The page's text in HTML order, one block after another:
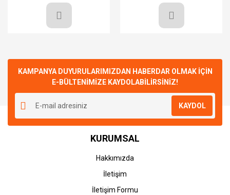
KAMPANYA DUYURULARIMIZDAN HABERDAR OLMAK İÇİN
E-BÜLTENİMİZE KAYDOLABİLİRSİNİZ!
KAYDOL
KURUMSAL
Hakkımızda
İletişim
İletişim Formu